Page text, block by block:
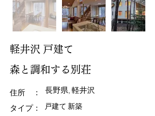
軽井沢 戸建て
森と調和する別荘
住所 ：
​タイプ：
長野県, 軽井沢
戸建て 新築